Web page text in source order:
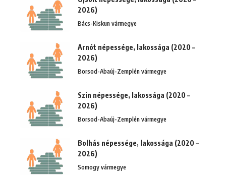
2026)
Bács-Kiskun vármegye
Arnót népessége, lakossága (2020 –
2026)
Borsod-Abaúj-Zemplén vármegye
Szin népessége, lakossága (2020 –
2026)
Borsod-Abaúj-Zemplén vármegye
Bolhás népessége, lakossága (2020 –
2026)
Somogy vármegye